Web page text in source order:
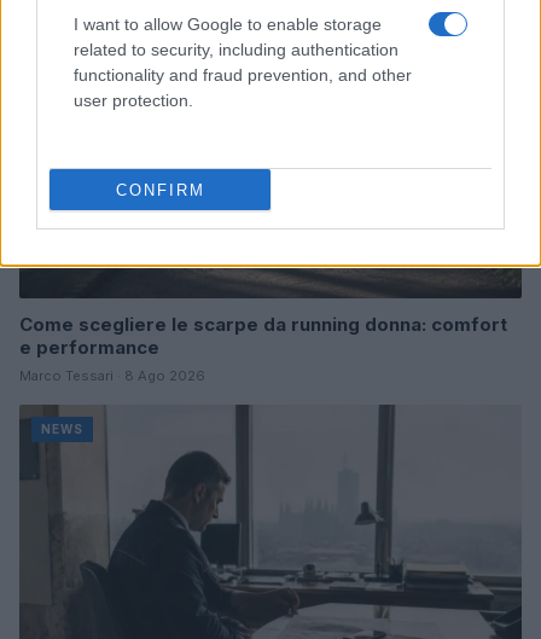
I want to allow Google to enable storage
related to security, including authentication
functionality and fraud prevention, and other
user protection.
CONFIRM
Come scegliere le scarpe da running donna: comfort
e performance
Marco Tessari · 8 Ago 2026
NEWS